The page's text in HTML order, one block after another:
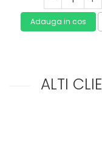
Adauga in cos
ALTI